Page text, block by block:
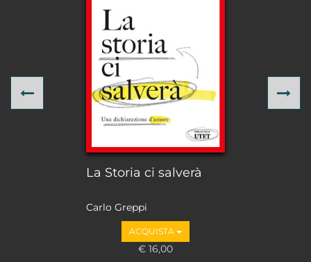
La Storia ci salverà
Carlo Greppi
ACQUISTA
€ 16,00
Previous